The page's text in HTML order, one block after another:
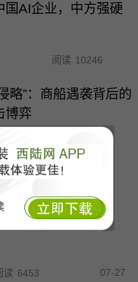
国AI企业，中方强硬
阅读 10246
略”：商船遇袭背后的
博弈
阅读
的三重战略图谋
读 6453 07-27